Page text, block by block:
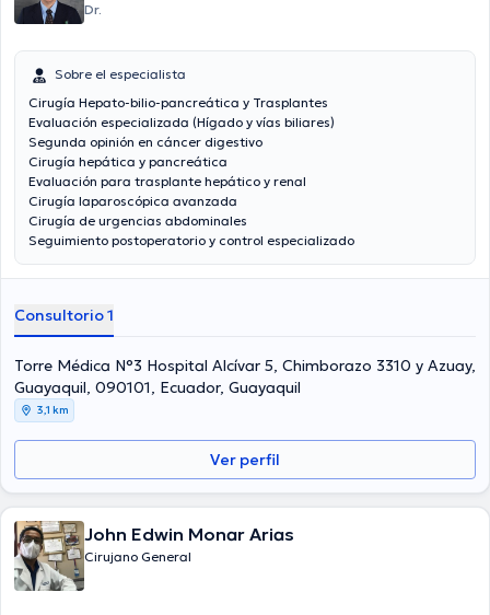
Dr.
Sobre el especialista
Cirugía Hepato-bilio-pancreática y Trasplantes
Evaluación especializada (Hígado y vías biliares)
Segunda opinión en cáncer digestivo
Cirugía hepática y pancreática
Evaluación para trasplante hepático y renal
Cirugía laparoscópica avanzada
Cirugía de urgencias abdominales
Seguimiento postoperatorio y control especializado
Consultorio 1
Torre Médica N°3 Hospital Alcívar 5, Chimborazo 3310 y Azuay,
Guayaquil, 090101, Ecuador, Guayaquil
3,1 km
Ver perfil
John Edwin Monar Arias
Cirujano General